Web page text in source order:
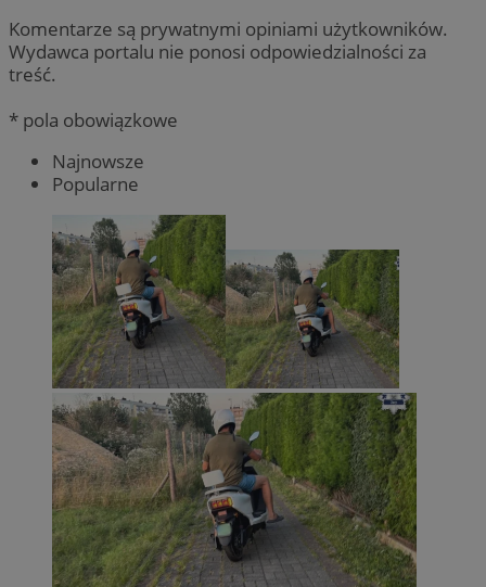
Komentarze są prywatnymi opiniami użytkowników.
Wydawca portalu nie ponosi odpowiedzialności za
treść.
* pola obowiązkowe
Najnowsze
Popularne